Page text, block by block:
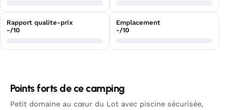
Rapport qualite-prix
-/10
Emplacement
-/10
Points forts de ce camping
Petit domaine au cœur du Lot avec piscine sécurisée,